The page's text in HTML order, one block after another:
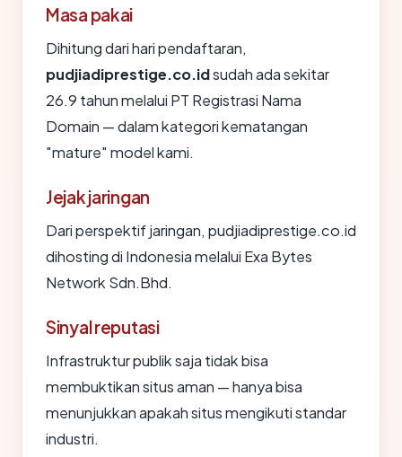
Masa pakai
Dihitung dari hari pendaftaran,
pudjiadiprestige.co.idsudah ada sekitar
26.9 tahun melalui PT Registrasi Nama
Domain — dalam kategori kematangan
"mature" model kami.
Jejak jaringan
Dari perspektif jaringan, pudjiadiprestige.co.id
dihosting di Indonesia melalui Exa Bytes
Network Sdn.Bhd.
Sinyal reputasi
Infrastruktur publik saja tidak bisa
membuktikan situs aman — hanya bisa
menunjukkan apakah situs mengikuti standar
industri.